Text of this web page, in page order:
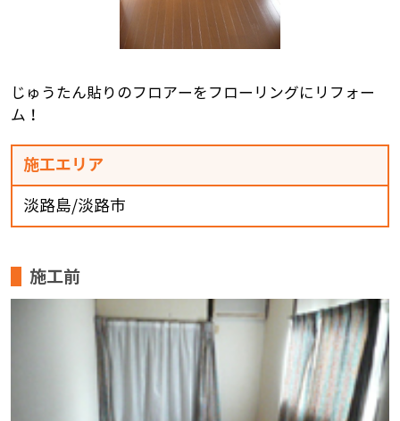
じゅうたん貼りのフロアーをフローリングにリフォー
ム！
施工エリア
淡路島/淡路市
施工前